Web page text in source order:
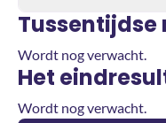
Wordt nog verwacht.
Het
Wordt nog verwacht.